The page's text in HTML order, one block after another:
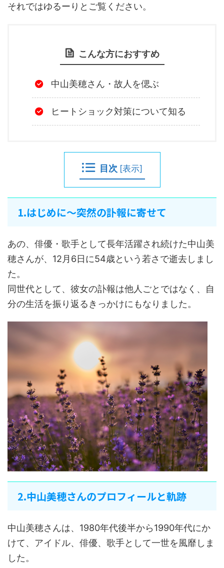
それではゆるーりとご覧ください。
こんな方におすすめ
中山美穂さん・故人を偲ぶ
ヒートショック対策について知る
目次 [表示]
1.はじめに～突然の訃報に寄せて
あの、俳優・歌手として長年活躍され続けた中山美
穂さんが、12月6日に54歳という若さで逝去しまし
た。
同世代として、彼女の訃報は他人ごとではなく、自
分の生活を振り返るきっかけにもなりました。
2.中山美穂さんのプロフィールと軌跡
中山美穂さんは、1980年代後半から1990年代にか
けて、アイドル、俳優、歌手として一世を風靡しま
した。